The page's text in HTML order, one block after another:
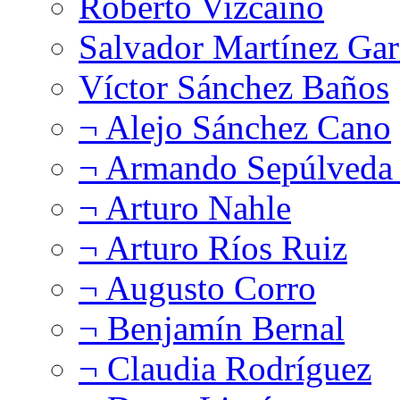
Salvador Martínez
Víctor Sánchez Baños
¬ Alejo Sánchez Cano
¬ Armando
¬ Arturo Nahle
¬ Arturo Ríos Ruiz
¬ Augusto Corro
¬ Benjamín Bernal
¬ Claudia Rodríguez